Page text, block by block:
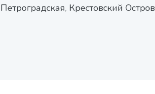
Крестовский Остров